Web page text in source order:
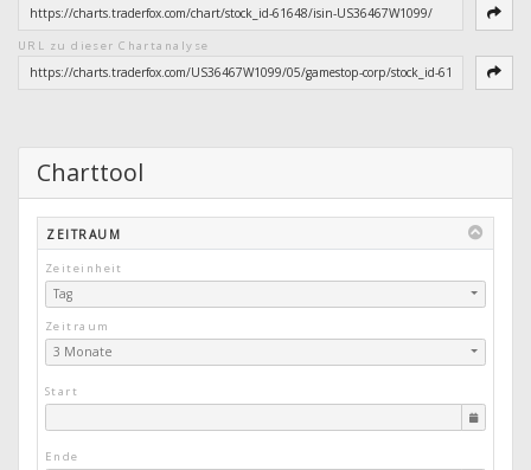
URL zu dieser Chartanalyse
Charttool
ZEITRAUM
Zeiteinheit
Tag
Zeitraum
3 Monate
Start
Ende